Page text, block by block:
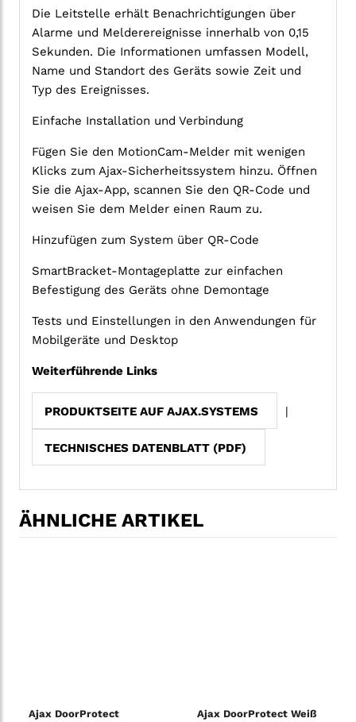
Die Leitstelle erhält Benachrichtigungen über
Alarme und Melderereignisse innerhalb von 0,15
Sekunden. Die Informationen umfassen Modell,
Name und Standort des Geräts sowie Zeit und
Typ des Ereignisses.
Einfache Installation und Verbindung
Fügen Sie den MotionCam-Melder mit wenigen
Klicks zum Ajax-Sicherheitssystem hinzu. Öffnen
Sie die Ajax-App, scannen Sie den QR-Code und
weisen Sie dem Melder einen Raum zu.
Hinzufügen zum System über QR-Code
SmartBracket-Montageplatte zur einfachen
Befestigung des Geräts ohne Demontage
Tests und Einstellungen in den Anwendungen für
Mobilgeräte und Desktop
Weiterführende Links
PRODUKTSEITE AUF AJAX.SYSTEMS
TECHNISCHES DATENBLATT (PDF)
ÄHNLICHE ARTIKEL
Ajax DoorProtect
Ajax DoorProtect Weiß